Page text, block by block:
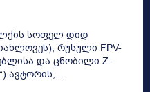
სოფელ დიდ
რუსული FPV-
და ცნობილი Z-
ავტორის,...